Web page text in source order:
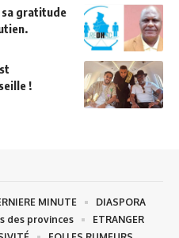
sa gratitude
!
MINUTE
DIASPORA
des provinces
ETRANGER